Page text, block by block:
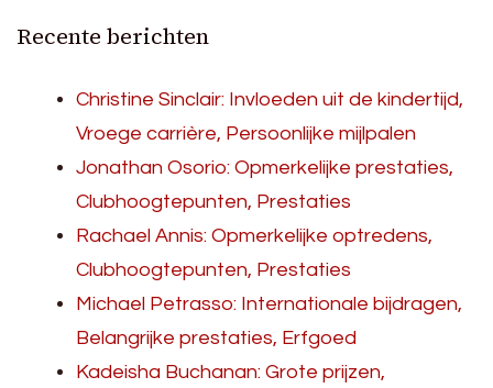
Recente berichten
Christine Sinclair: Invloeden uit de kindertijd,
Vroege carrière, Persoonlijke mijlpalen
Jonathan Osorio: Opmerkelijke prestaties,
Clubhoogtepunten, Prestaties
Rachael Annis: Opmerkelijke optredens,
Clubhoogtepunten, Prestaties
Michael Petrasso: Internationale bijdragen,
Belangrijke prestaties, Erfgoed
Kadeisha Buchanan: Grote prijzen,